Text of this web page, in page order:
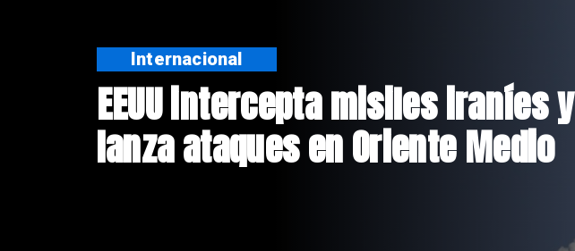
EEUU intercepta misiles iraníes y
lanza ataques en Oriente Medio
Internacional